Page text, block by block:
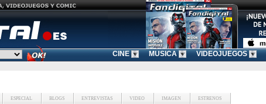
CINE MUSICA VIDEOJUEGOS
ESPECIAL BLOGS ENTREVISTAS VIDEO IMAGEN ESTRENOS